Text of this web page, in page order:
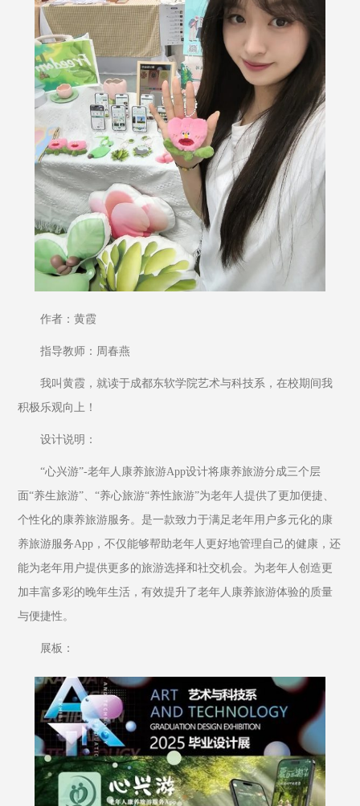
作者：黄霞
指导教师：周春燕
我叫黄霞，就读于成都东软学院艺术与科技系，在校期间我
积极乐观向上！
设计说明：
“心兴游”-老年人康养旅游App设计将康养旅游分成三个层
面“养生旅游”、“养心旅游“养性旅游”为老年人提供了更加便捷、
个性化的康养旅游服务。是一款致力于满足老年用户多元化的康
养旅游服务App，不仅能够帮助老年人更好地管理自己的健康，还
能为老年用户提供更多的旅游选择和社交机会。为老年人创造更
加丰富多彩的晚年生活，有效提升了老年人康养旅游体验的质量
与便捷性。
展板：